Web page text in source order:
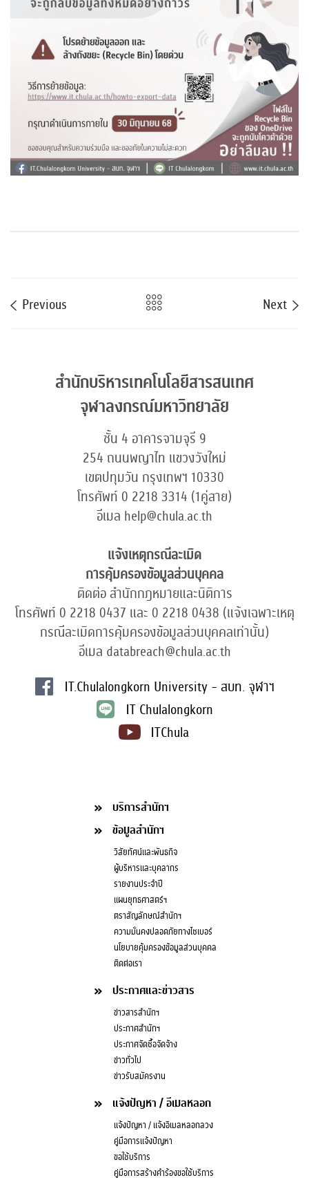
Previous Next
สำนักบริหารเทคโนโลยีสารสนเทศ
จุฬาลงกรณ์มหาวิทยาลัย
ชั้น 4 อาคารจามจุรี 9
254 ถนนพญาไท แขวงวังใหม่
เขตปทุมวัน กรุงเทพฯ 10330
โทรศัพท์ 0 2218 3314 (1คู่สาย)
อีเมล help@chula.ac.th
แจ้งเหตุกรณีละเมิด
การคุ้มครองข้อมูลส่วนบุคคล
ติดต่อ สำนักกฎหมายและนิติการ
โทรศัพท์ 0 2218 0437 และ 0 2218 0438 (แจ้งเฉพาะเหตุ
กรณีละเมิดการคุ้มครองข้อมูลส่วนบุคคลเท่านั้น)
อีเมล databreach@chula.ac.th
IT.Chulalongkorn University - สบท. จุฬาฯ
IT Chulalongkorn
ITChula
บริการสำนักฯ
ข้อมูลสำนักฯ
วิสัยทัศน์และพันธกิจ
ผู้บริหารและบุคลากร
รายงานประจำปี
แผนยุทธศาสตร์ฯ
ตราสัญลักษณ์สำนักฯ
ความมั่นคงปลอดภัยทางไซเบอร์
นโยบายคุ้มครองข้อมูลส่วนบุคคล
ติดต่อเรา
ประกาศและข่าวสาร
ข่าวสารสำนักฯ
ประกาศสำนักฯ
ประกาศจัดซื้อจัดจ้าง
ข่าวทั่วไป
ข่าวรับสมัครงาน
แจ้งปัญหา / อีเมลหลอก
แจ้งปัญหา / แจ้งอีเมลหลอกลวง
คู่มือการแจ้งปัญหา
ขอใช้บริการ
คู่มือการสร้างคำร้องขอใช้บริการ